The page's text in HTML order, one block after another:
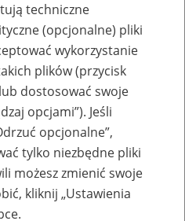
lub
zakładów pracy
techniczne
(opcjonalne) pliki
wykorzystanie
plików (przycisk
dostosować swoje
opcjami”). Jeśli
opcjonalne”,
tylko niezbędne pliki
możesz zmienić swoje
kliknij „Ustawienia